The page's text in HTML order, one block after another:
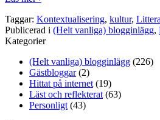
Taggar: Kontextualisering, kultur,
Publicerad i (Helt vanliga) blogginlägg,
Kategorier
(Helt vanliga) blogginlägg (226)
Gästbloggar(2)
Hittat på internet (19)
Läst och reflekterat (63)
Personligt (43)